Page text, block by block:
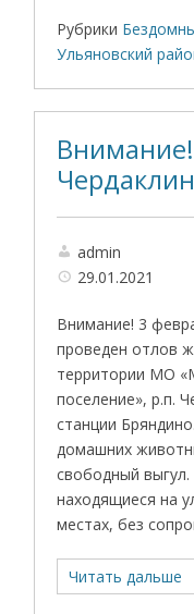
Рубрики
Ульяновский
admin
29.01.2021
Внимание! 3
проведен отлов
территории МО
поселение», р.п.
станции
домашних
свободный
находящиеся на
местах, без
Читать дальше